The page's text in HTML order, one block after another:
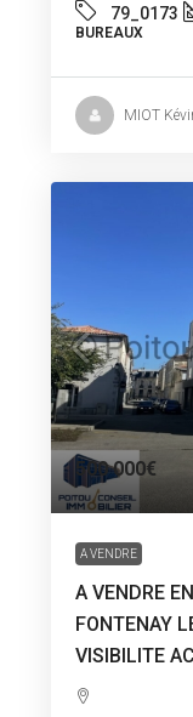
79_0173
BUREAUX
MIOT
500 000€
A VENDRE
A VENDRE
FONTENAY
VISIBILITE